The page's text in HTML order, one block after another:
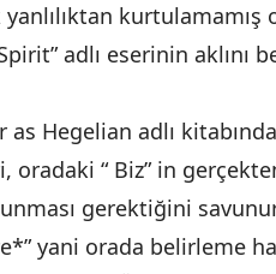
kurtulamamış
adlı eserinin aklını
Hegelian adlı
oradaki “ Biz” in
gerektiğini
yani orada belirleme